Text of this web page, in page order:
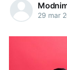
29 mar